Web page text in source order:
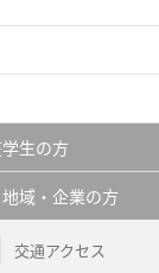
生の方
地域・企業の方
交通アクセス